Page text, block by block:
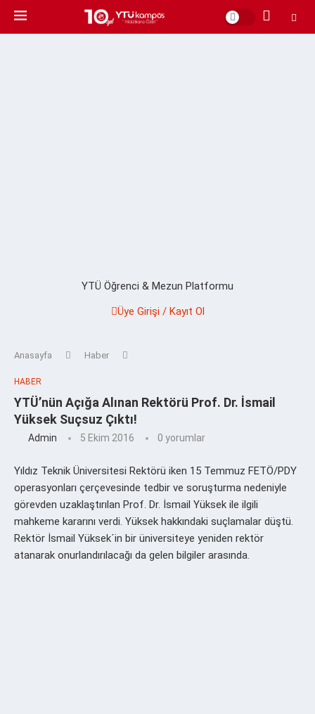
YTÜ Öğrenci & Mezun Platformu
Üye Girişi / Kayıt Ol
Anasayfa Haber
HABER
YTÜ’nün Açığa Alınan Rektörü Prof. Dr. İsmail
Yüksek Suçsuz Çıktı!
Admin 5 Ekim 2016 0 yorumlar
Yıldız Teknik Üniversitesi Rektörü iken 15 Temmuz FETÖ/PDY
operasyonları çerçevesinde tedbir ve soruşturma nedeniyle
görevden uzaklaştırılan Prof. Dr. İsmail Yüksek ile ilgili
mahkeme kararını verdi. Yüksek hakkındaki suçlamalar düştü.
Rektör İsmail Yüksek´in bir üniversiteye yeniden rektör
atanarak onurlandırılacağı da gelen bilgiler arasında.